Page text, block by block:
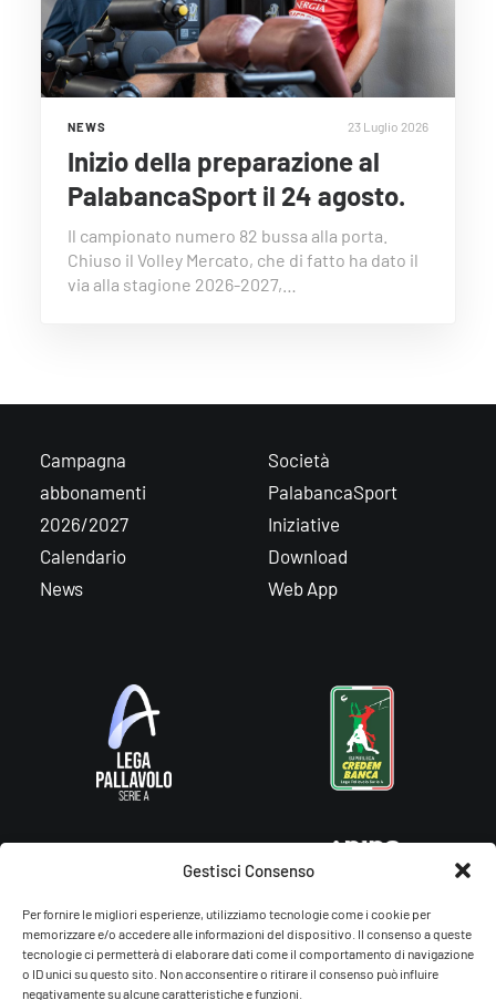
Gestisci Consenso
Per fornire le migliori esperienze, utilizziamo tecnologie come i cookie per
memorizzare e/o accedere alle informazioni del dispositivo. Il consenso a queste
tecnologie ci permetterà di elaborare dati come il comportamento di navigazione
o ID unici su questo sito. Non acconsentire o ritirare il consenso può influire
negativamente su alcune caratteristiche e funzioni.
NEWS 23 Luglio 2026
Inizio della preparazione al
PalabancaSport il 24 agosto.
Il campionato numero 82 bussa alla porta.
Chiuso il Volley Mercato, che di fatto ha dato il
via alla stagione 2026-2027,…
Campagna
abbonamenti
2026/2027
Calendario
News
Società
PalabancaSport
Iniziative
Download
Web App